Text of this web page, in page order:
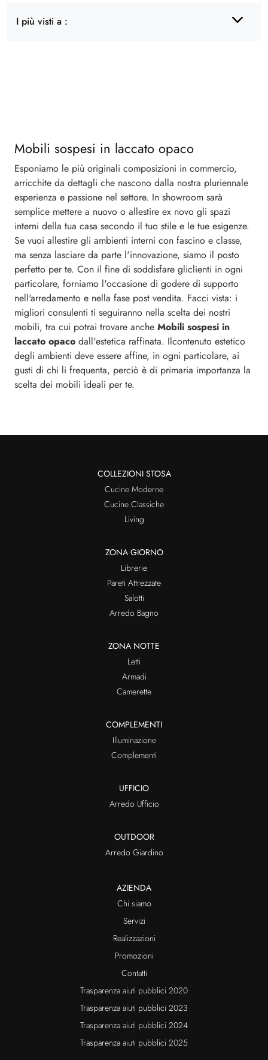
I più visti a :
Mobili sospesi in laccato opaco
Esponiamo le più originali composizioni in commercio,
arricchite da dettagli che nascono dalla nostra pluriennale
esperienza e passione nel settore. In showroom sarà
semplice mettere a nuovo o allestire ex novo gli spazi
interni della tua casa secondo il tuo stile e le tue esigenze.
Se vuoi allestire gli ambienti interni con fascino e classe,
ma senza lasciare da parte l'innovazione, siamo il posto
perfetto per te. Con il fine di soddisfare gliclienti in ogni
particolare, forniamo l'occasione di godere di supporto
nell'arredamento e nella fase post vendita. Facci vista: i
migliori consulenti ti seguiranno nella scelta dei nostri
mobili, tra cui potrai trovare anche Mobili sospesi in
laccato opaco dall'estetica raffinata. Ilcontenuto estetico
degli ambienti deve essere affine, in ogni particolare, ai
gusti di chi li frequenta, perciò è di primaria importanza la
scelta dei mobili ideali per te.
COLLEZIONI STOSA
Cucine Moderne
Cucine Classiche
Living
ZONA GIORNO
Librerie
Pareti Attrezzate
Salotti
Arredo Bagno
ZONA NOTTE
Letti
Armadi
Camerette
COMPLEMENTI
Illuminazione
Complementi
UFFICIO
Arredo Ufficio
OUTDOOR
Arredo Giardino
AZIENDA
Chi siamo
Servizi
Realizzazioni
Promozioni
Contatti
Trasparenza aiuti pubblici 2020
Trasparenza aiuti pubblici 2023
Trasparenza aiuti pubblici 2024
Trasparenza aiuti pubblici 2025